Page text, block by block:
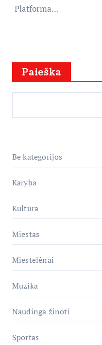
Platforma…
Paieška
Be kategorijos
Karyba
Kultūra
Miestas
Miestelėnai
Muzika
Naudinga žinoti
Sportas